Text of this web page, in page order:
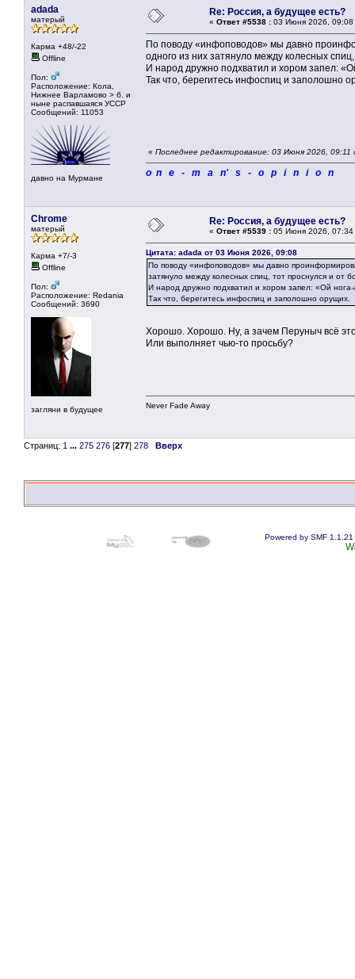
adada
матерый
Карма +48/-22
Offline
Пол:
Расположение: Кола,
Нижнее Варламово > б. и
ныне распавшаяся УССР
Сообщений: 11053
давно на Мурмане
Re: Россия, а будущее есть?
« Ответ #5538 : 03 Июня 2026, 09:08
По поводу «инфоповодов» мы давно
одного из них затянуло между колесных
И народ дружно подхватил и хором запел:
Так что, берегитесь инфоспиц и заполошно
« Последнее редактирование: 03 Июня 2026, 09:11
o n e - m a n' s - o p i n i o n
Chrome
матерый
Карма +7/-3
Offline
Пол:
Расположение: Redania
Сообщений: 3690
загляни в будущее
Re: Россия, а будущее есть?
« Ответ #5539 : 05 Июня 2026, 07:34
Цитата: adada от 03 Июня 2026, 09:08
По поводу «инфоповодов» мы давно
затянуло между колесных спиц, тот проснулся и от
И народ дружно подхватил и хором запел: «Ой нога-
Так что, берегитесь инфоспиц и заполошно орущих.
Хорошо. Хорошо. Ну, а зачем Перуныч всё
Или выполняет чью-то просьбу?
Never Fade Away
Страниц: 1 ... 275 276 [277] 278 Вверх
Powered by SMF 1.1.21